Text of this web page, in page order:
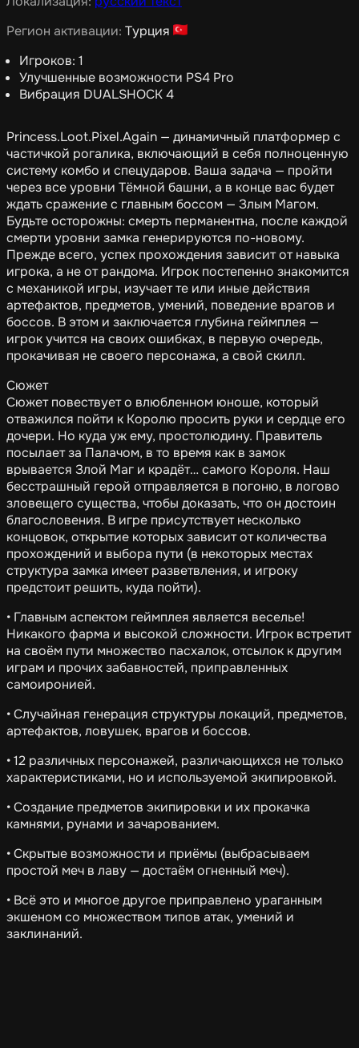
Регион активации: Турция
Игроков: 1
Улучшенные возможности PS4 Pro
Вибрация DUALSHOCK 4
Princess.Loot.Pixel.Again — динамичный платформер с
частичкой рогалика, включающий в себя полноценную
систему комбо и спецударов. Ваша задача — пройти
через все уровни Тёмной башни, а в конце вас будет
ждать сражение с главным боссом — Злым Магом.
Будьте осторожны: смерть перманентна, после каждой
смерти уровни замка генерируются по-новому.
Прежде всего, успех прохождения зависит от навыка
игрока, а не от рандома. Игрок постепенно знакомится
с механикой игры, изучает те или иные действия
артефактов, предметов, умений, поведение врагов и
боссов. В этом и заключается глубина геймплея —
игрок учится на своих ошибках, в первую очередь,
прокачивая не своего персонажа, а свой скилл.
Сюжет
Сюжет повествует о влюбленном юноше, который
отважился пойти к Королю просить руки и сердце его
дочери. Но куда уж ему, простолюдину. Правитель
посылает за Палачом, в то время как в замок
врывается Злой Маг и крадёт… самого Короля. Наш
бесстрашный герой отправляется в погоню, в логово
зловещего существа, чтобы доказать, что он достоин
благословения. В игре присутствует несколько
концовок, открытие которых зависит от количества
прохождений и выбора пути (в некоторых местах
структура замка имеет разветвления, и игроку
предстоит решить, куда пойти).
• Главным аспектом геймплея является веселье!
Никакого фарма и высокой сложности. Игрок встретит
на своём пути множество пасхалок, отсылок к другим
играм и прочих забавностей, приправленных
самоиронией.
• Случайная генерация структуры локаций, предметов,
артефактов, ловушек, врагов и боссов.
• 12 различных персонажей, различающихся не только
характеристиками, но и используемой экипировкой.
• Создание предметов экипировки и их прокачка
камнями, рунами и зачарованием.
• Скрытые возможности и приёмы (выбрасываем
простой меч в лаву — достаём огненный меч).
• Всё это и многое другое приправлено ураганным
экшеном со множеством типов атак, умений и
заклинаний.